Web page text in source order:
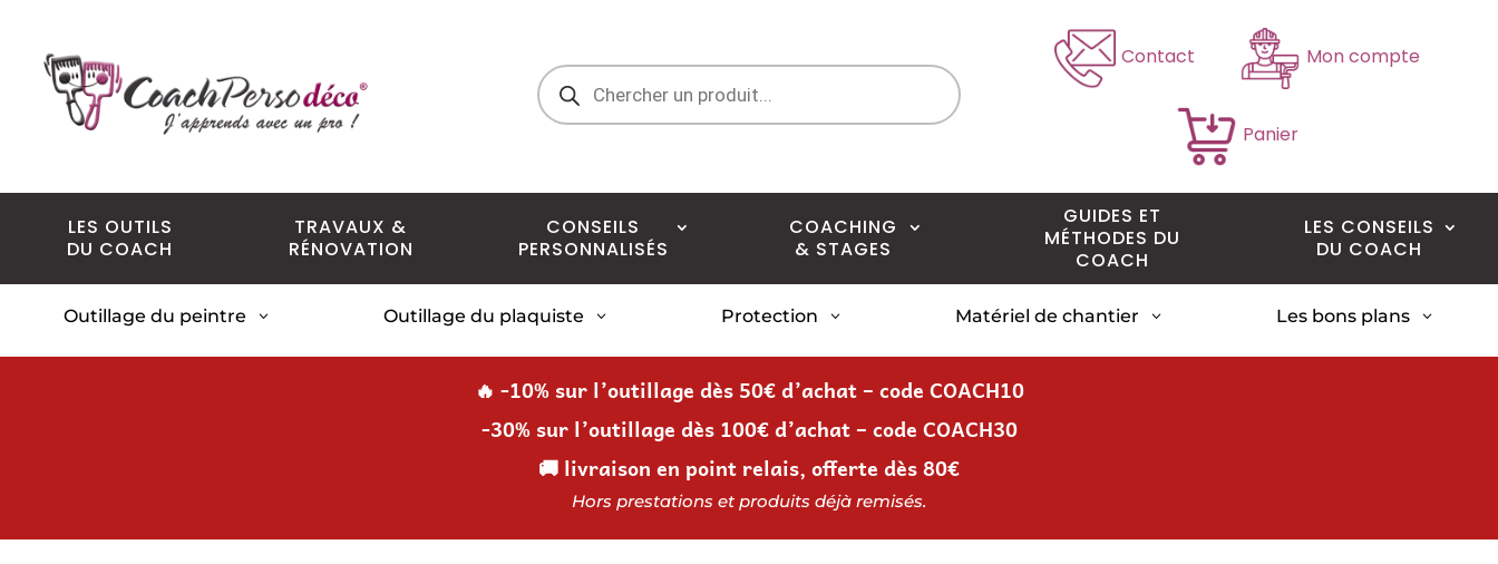
Recherche
de
produits
Contact Mon compte
Panier
LES OUTILS
DU COACH
TRAVAUX &
RÉNOVATION
CONSEILS
PERSONNALISÉS
COACHING
& STAGES
GUIDES ET
MÉTHODES DU
COACH
LES CONSEILS
DU COACH
Outillage du peintre 3 Outillage du plaquiste 3 Protection 3 Matériel de chantier 3 Les bons plans 3
🔥 -10% sur l’outillage dès 50€ d’achat – code COACH10
-30% sur l’outillage dès 100€ d’achat – code COACH30
🚚 livraison en point relais, offerte dès 80€
Hors prestations et produits déjà remisés.